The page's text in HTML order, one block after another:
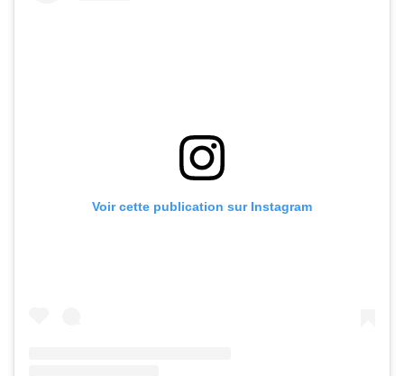
Voir cette publication sur Instagram